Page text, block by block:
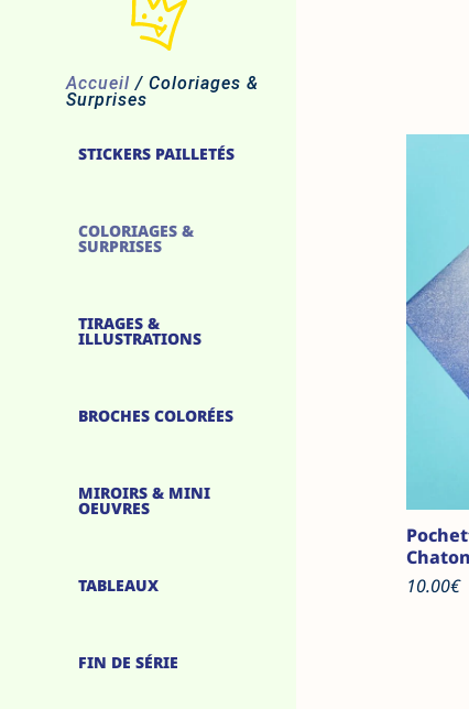
Accueil / Coloriages &
Surprises
STICKERS PAILLETÉS
COLORIAGES &
SURPRISES
TIRAGES &
ILLUSTRATIONS
BROCHES COLORÉES
MIROIRS & MINI
OEUVRES
TABLEAUX
FIN DE SÉRIE
Chaton
10.00€